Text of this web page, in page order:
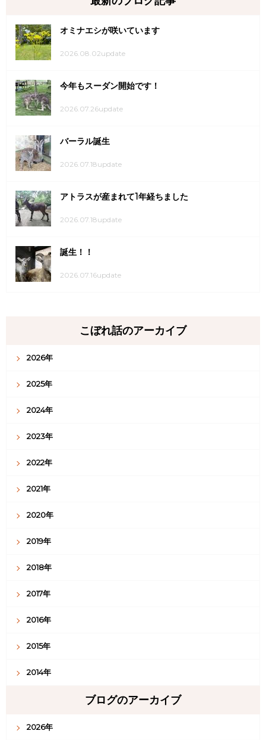
オミナエシが咲いています
2026.08.02update
今年もスーダン開始です！
2026.07.26update
バーラル誕生
2026.07.18update
アトラスが産まれて1年経ちました
2026.07.18update
誕生！！
2026.07.16update
こぼれ話のアーカイブ
2026年
2025年
2024年
2023年
2022年
2021年
2020年
2019年
2018年
2017年
2016年
2015年
2014年
ブログのアーカイブ
2026年